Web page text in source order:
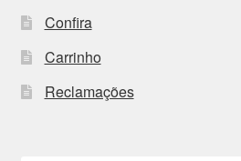
Confira
Carrinho
Reclamações